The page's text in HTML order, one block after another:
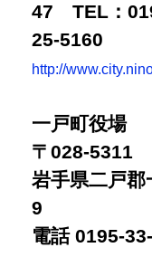
47 TEL：
25-5160
http://
一戸町役場
〒028-5311
岩手県二戸
9
電話 0195-